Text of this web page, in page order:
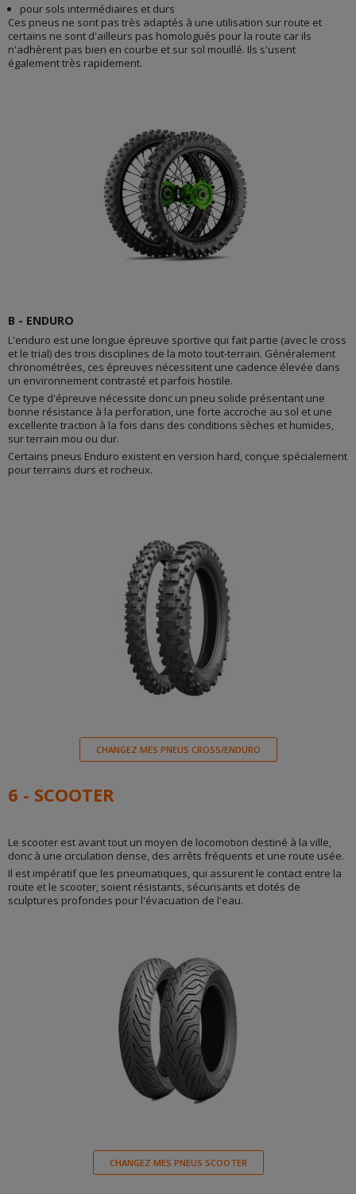
pour sols intermédiaires et durs
Ces pneus ne sont pas très adaptés à une utilisation sur route et
certains ne sont d'ailleurs pas homologués pour la route car ils
n'adhèrent pas bien en courbe et sur sol mouillé. Ils s'usent
également très rapidement.
B - ENDURO
L'enduro est une longue épreuve sportive qui fait partie (avec le cross
et le trial) des trois disciplines de la moto tout-terrain. Généralement
chronométrées, ces épreuves nécessitent une cadence élevée dans
un environnement contrasté et parfois hostile.
Ce type d'épreuve nécessite donc un pneu solide présentant une
bonne résistance à la perforation, une forte accroche au sol et une
excellente traction à la fois dans des conditions sèches et humides,
sur terrain mou ou dur.
Certains pneus Enduro existent en version hard, conçue spécialement
pour terrains durs et rocheux.
CHANGEZ MES PNEUS CROSS/ENDURO
6 - SCOOTER
Le scooter est avant tout un moyen de locomotion destiné à la ville,
donc à une circulation dense, des arrêts fréquents et une route usée.
Il est impératif que les pneumatiques, qui assurent le contact entre la
route et le scooter, soient résistants, sécurisants et dotés de
sculptures profondes pour l'évacuation de l'eau.
CHANGEZ MES PNEUS SCOOTER